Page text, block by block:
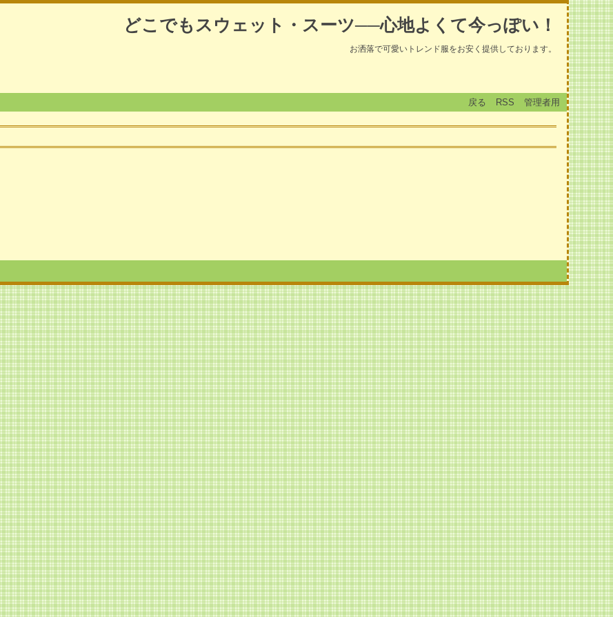
どこでもスウェット・スーツ──心地よくて今っぽい！
お洒落で可愛いトレンド服をお安く提供しております。
戻る RSS 管理者用